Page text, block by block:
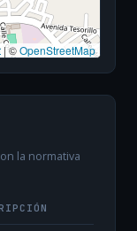
|©OpenStreetMap
la normativa